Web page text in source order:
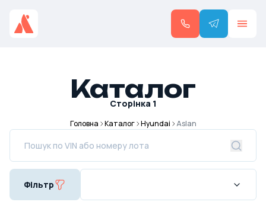
Каталог
Сторінка 1
Головна Каталог Hyundai Aslan
Фільтр